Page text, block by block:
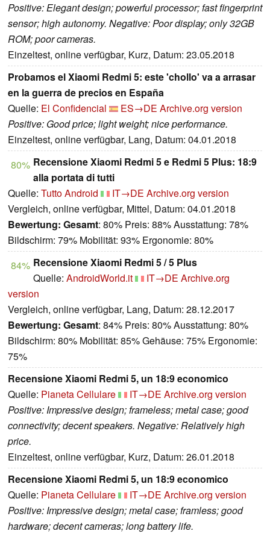
Positive: Elegant design; powerful processor; fast fingerprint
sensor; high autonomy. Negative: Poor display; only 32GB
ROM; poor cameras.
Einzeltest, online verfügbar, Kurz, Datum: 23.05.2018
Probamos el Xiaomi Redmi 5: este 'chollo' va a arrasar
en la guerra de precios en España
Quelle: El Confidencial ES→DE Archive.org version
Positive: Good price; light weight; nice performance.
Einzeltest, online verfügbar, Lang, Datum: 04.01.2018
80% Recensione Xiaomi Redmi 5 e Redmi 5 Plus: 18:9
alla portata di tutti
Quelle: Tutto Android IT→DE Archive.org version
Vergleich, online verfügbar, Mittel, Datum: 04.01.2018
Bewertung: Gesamt: 80% Preis: 88% Ausstattung: 78%
Bildschirm: 79% Mobilität: 93% Ergonomie: 80%
84% Recensione Xiaomi Redmi 5 / 5 Plus
Quelle: AndroidWorld.it IT→DE Archive.org
version
Vergleich, online verfügbar, Lang, Datum: 28.12.2017
Bewertung: Gesamt: 84% Preis: 80% Ausstattung: 80%
Bildschirm: 80% Mobilität: 85% Gehäuse: 75% Ergonomie:
75%
Recensione Xiaomi Redmi 5, un 18:9 economico
Quelle: Pianeta Cellulare IT→DE Archive.org version
Positive: Impressive design; frameless; metal case; good
connectivity; decent speakers. Negative: Relatively high
price.
Einzeltest, online verfügbar, Kurz, Datum: 26.01.2018
Recensione Xiaomi Redmi 5, un 18:9 economico
Quelle: Pianeta Cellulare IT→DE Archive.org version
Positive: Impressive design; metal case; framless; good
hardware; decent cameras; long battery life.